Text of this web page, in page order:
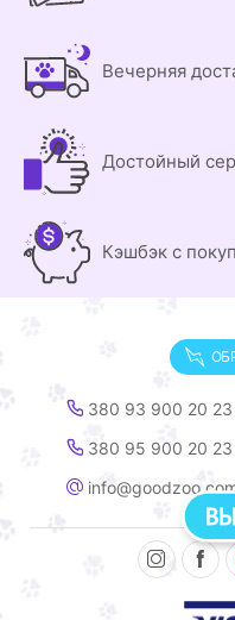
Вечерняя
Достойный
Кэшбэк с
380 93 900 20 23
380 95 900 20 23